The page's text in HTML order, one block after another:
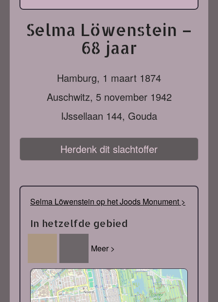
Selma Löwenstein –
68 jaar
Hamburg, 1 maart 1874
Auschwitz, 5 november 1942
IJssellaan 144, Gouda
Herdenk dit slachtoffer
Selma Löwenstein op het Joods Monument >
In hetzelfde gebied
Meer >